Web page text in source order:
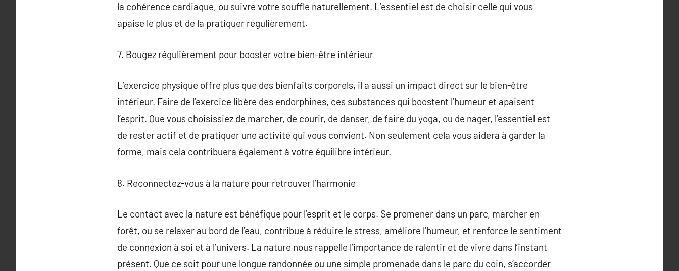
la cohérence cardiaque, ou suivre votre souffle naturellement. L’essentiel est de choisir celle qui vous
apaise le plus et de la pratiquer régulièrement.
7. Bougez régulièrement pour booster votre bien-être intérieur
L’exercice physique offre plus que des bienfaits corporels, il a aussi un impact direct sur le bien-être
intérieur. Faire de l’exercice libère des endorphines, ces substances qui boostent l’humeur et apaisent
l’esprit. Que vous choisissiez de marcher, de courir, de danser, de faire du yoga, ou de nager, l’essentiel est
de rester actif et de pratiquer une activité qui vous convient. Non seulement cela vous aidera à garder la
forme, mais cela contribuera également à votre équilibre intérieur.
8. Reconnectez-vous à la nature pour retrouver l’harmonie
Le contact avec la nature est bénéfique pour l’esprit et le corps. Se promener dans un parc, marcher en
forêt, ou se relaxer au bord de l’eau, contribue à réduire le stress, améliore l’humeur, et renforce le sentiment
de connexion à soi et à l’univers. La nature nous rappelle l’importance de ralentir et de vivre dans l’instant
présent. Que ce soit pour une longue randonnée ou une simple promenade dans le parc du coin, s’accorder